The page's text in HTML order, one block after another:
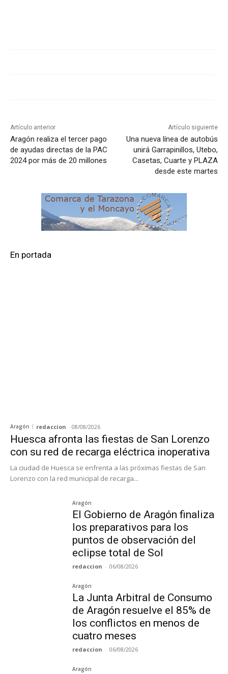
Artículo anterior
Aragón realiza el tercer pago
de ayudas directas de la PAC
2024 por más de 20 millones
Artículo siguiente
Una nueva línea de autobús
unirá Garrapinillos, Utebo,
Casetas, Cuarte y PLAZA
desde este martes
En portada
Aragón redaccion - 08/08/2026
Huesca afronta las fiestas de San Lorenzo
con su red de recarga eléctrica inoperativa
La ciudad de Huesca se enfrenta a las próximas fiestas de San
Lorenzo con la red municipal de recarga...
Aragón
El Gobierno de Aragón finaliza
los preparativos para los
puntos de observación del
eclipse total de Sol
redaccion - 06/08/2026
Aragón
La Junta Arbitral de Consumo
de Aragón resuelve el 85% de
los conflictos en menos de
cuatro meses
redaccion - 06/08/2026
Aragón